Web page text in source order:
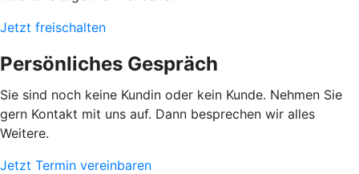
Jetzt freischalten
Persönliches Gespräch
Sie sind noch keine Kundin oder kein Kunde. Nehmen Sie
gern Kontakt mit uns auf. Dann besprechen wir alles
Weitere.
Jetzt Termin vereinbaren